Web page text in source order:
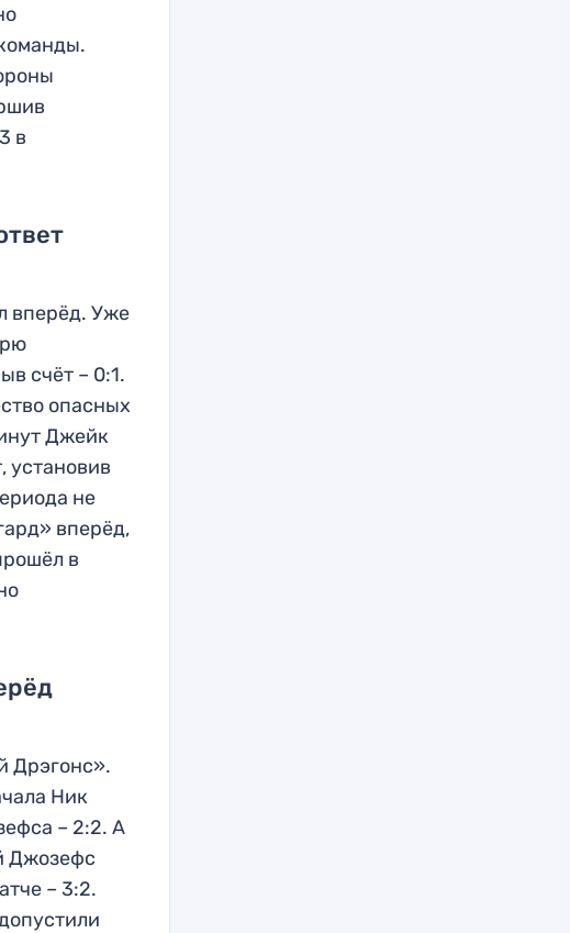
в
вперёд. Уже
счёт – 0:1.
опасных
Джейк
установив
не
вперёд,
в
Дрэгонс».
Ник
– 2:2. А
Джозефс
– 3:2.